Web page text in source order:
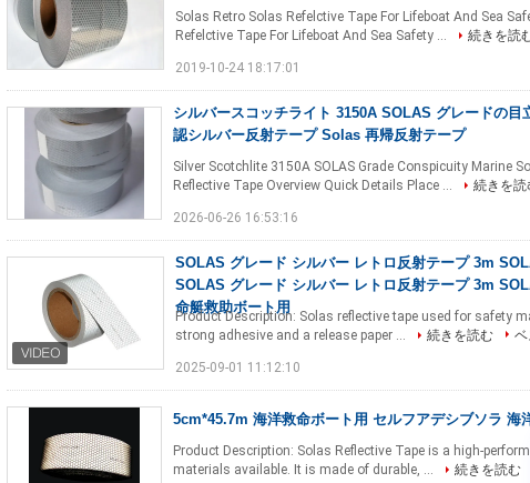
Solas Retro Solas Refelctive Tape For Lifeboat And Sea
Refelctive Tape For Lifeboat And Sea Safety ...
続きを読
2019-10-24 18:17:01
シルバースコッチライト 3150A SOLAS グレードの
認シルバー反射テープ Solas 再帰反射テープ
Silver Scotchlite 3150A SOLAS Grade Conspicuity Marine
Reflective Tape Overview Quick Details Place ...
続きを読
2026-06-26 16:53:16
SOLAS グレード シルバー レトロ反射テープ 3m
SOLAS グレード シルバー レトロ反射テープ 3m
命艇救助ボート用
Product Description: Solas reflective tape used for safety
strong adhesive and a release paper ...
続きを読む ベ
2025-09-01 11:12:10
5cm*45.7m 海洋救命ボート用 セルフアデシブソラ 海
Product Description: Solas Reflective Tape is a high-
materials available. It is made of durable, ...
続きを読む